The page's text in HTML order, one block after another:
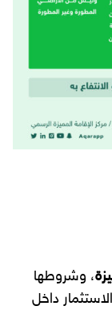
، وشروطها
داخل